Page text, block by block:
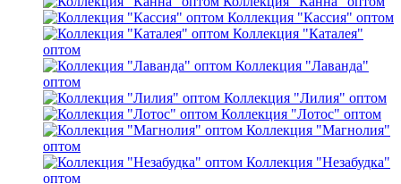
Коллекция "Кассия" оптом
Коллекция "Каталея"
оптом
Коллекция "Лаванда"
оптом
Коллекция "Лилия" оптом
Коллекция "Лотос" оптом
Коллекция "Магнолия"
оптом
Коллекция "Незабудка"
оптом